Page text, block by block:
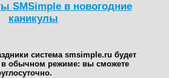
SMSimple в новогодние
каникулы
система smsimple.ru будет
в обычном режиме: вы сможете